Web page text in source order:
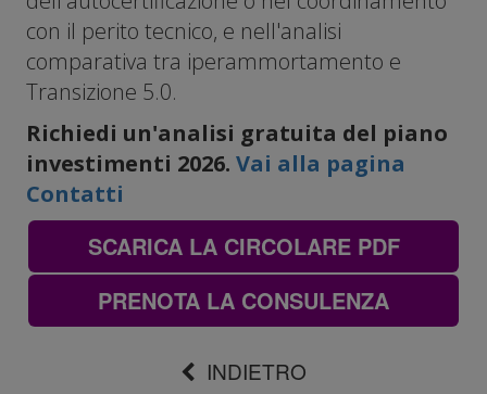
con il perito tecnico, e nell'analisi
comparativa tra iperammortamento e
Transizione 5.0.
Richiedi un'analisi gratuita del piano
investimenti 2026.Vai alla pagina
Contatti
SCARICA LA CIRCOLARE PDF
PRENOTA LA CONSULENZA
INDIETRO